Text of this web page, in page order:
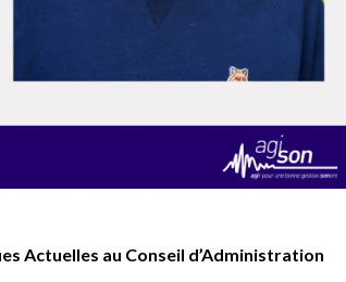
Actuelles au Conseil d’Administration